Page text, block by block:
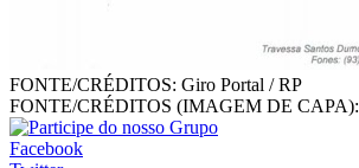
FONTE/CRÉDITOS: Giro Portal / RP
FONTE/CRÉDITOS (IMAGEM DE CAPA):
Facebook